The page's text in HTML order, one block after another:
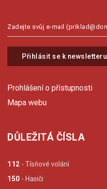
Přihlásit se k newsletteru
Prohlášení o přístupnosti
Mapa webu
DŮLEŽITÁ ČÍSLA
112 - Tísňové volání
150 - Hasiči